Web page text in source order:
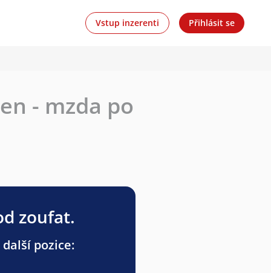
Vstup inzerenti Přihlásit se
- mzda po
zoufat.
pozice: